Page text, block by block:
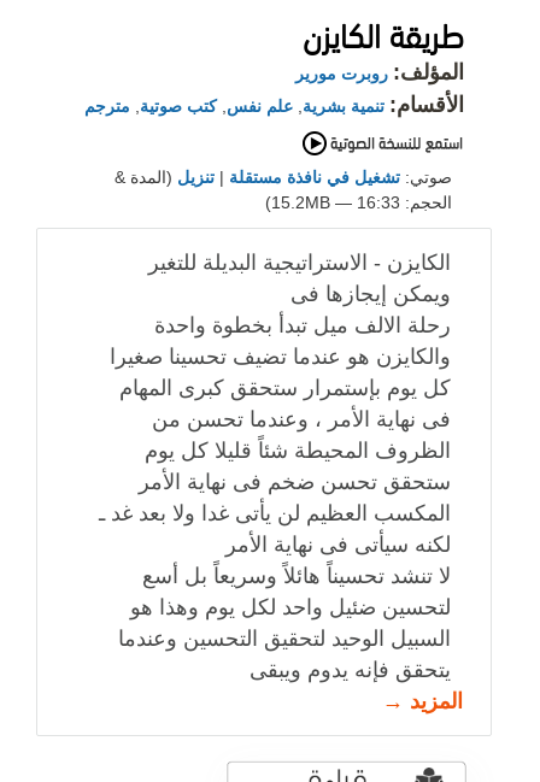
طريقة الكايزن
المؤلف: روبرت مورير
الأقسام: تنمية بشرية, علم نفس,كتب صوتية, مترجم
صوتي: تشغيل في نافذة مستقلة | تنزيل (المدة &
الحجم: 16:33 — 15.2MB)
الكايزن - الاستراتيجية البديلة للتغير
ويمكن إيجازها فى
رحلة الالف ميل تبدأ بخطوة واحدة
والكايزن هو عندما تضيف تحسينا صغيرا
كل يوم بإستمرار ستحقق كبرى المهام
فى نهاية الأمر ، وعندما تحسن من
الظروف المحيطة شئاً قليلا كل يوم
ستحقق تحسن ضخم فى نهاية الأمر
المكسب العظيم لن يأتى غدا ولا بعد غد ـ
لكنه سيأتى فى نهاية الأمر
لا تنشد تحسيناً هائلاً وسريعاً بل أسع
لتحسين ضئيل واحد لكل يوم وهذا هو
السبيل الوحيد لتحقيق التحسين وعندما
يتحقق فإنه يدوم ويبقى
المزيد →